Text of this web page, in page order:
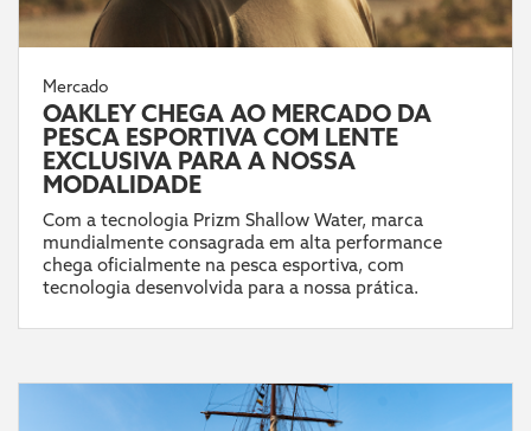
Mercado
OAKLEY CHEGA AO MERCADO DA
PESCA ESPORTIVA COM LENTE
EXCLUSIVA PARA A NOSSA
MODALIDADE
Com a tecnologia Prizm Shallow Water, marca
mundialmente consagrada em alta performance
chega oficialmente na pesca esportiva, com
tecnologia desenvolvida para a nossa prática.